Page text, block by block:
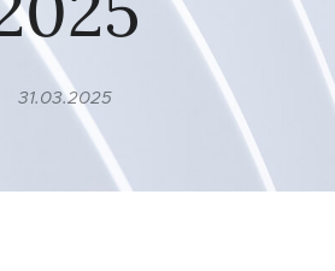
31.03.2025